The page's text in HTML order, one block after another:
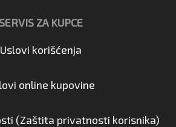
SERVIS ZA KUPCE
Uslovi korišćenja
online kupovine
(Zaštita privatnosti korisnika)